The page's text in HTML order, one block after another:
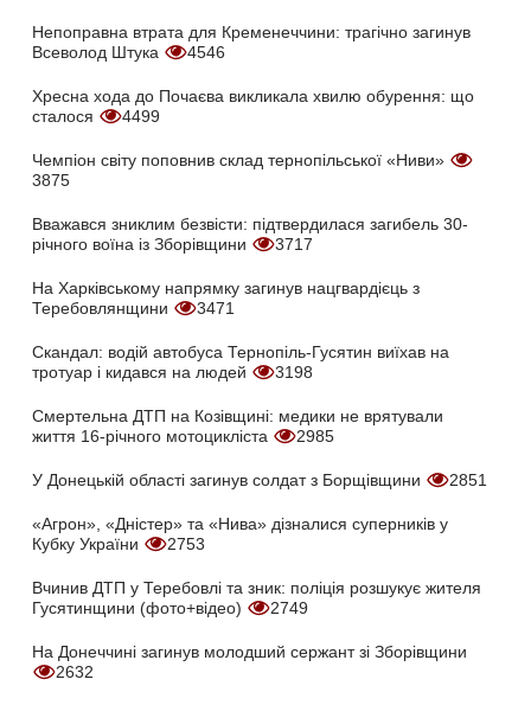
Непоправна втрата для Кременеччини: трагічно загинув
Всеволод Штука
4546
Хресна хода до Почаєва викликала хвилю обурення: що
сталося
4499
Чемпіон світу поповнив склад тернопільської «Ниви»
3875
Вважався зниклим безвісти: підтвердилася загибель 30-
річного воїна із Зборівщини
3717
На Харківському напрямку загинув нацгвардієць з
Теребовлянщини
3471
Скандал: водій автобуса Тернопіль-Гусятин виїхав на
тротуар і кидався на людей
3198
Смертельна ДТП на Козівщині: медики не врятували
життя 16-річного мотоцикліста
2985
У Донецькій області загинув солдат з Борщівщини 2851
«Агрон», «Дністер» та «Нива» дізналися суперників у
Кубку України
2753
Вчинив ДТП у Теребовлі та зник: поліція розшукує жителя
Гусятинщини (фото+відео)
2749
На Донеччині загинув молодший сержант зі Зборівщини
2632